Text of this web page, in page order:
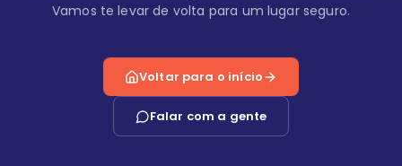
Vamos te levar de volta para um lugar seguro.
Voltar para o início
Falar com a gente